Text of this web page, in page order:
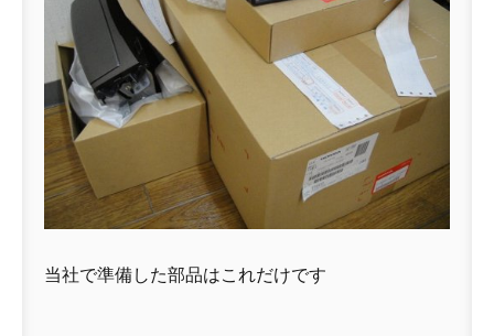
当社で準備した部品はこれだけです